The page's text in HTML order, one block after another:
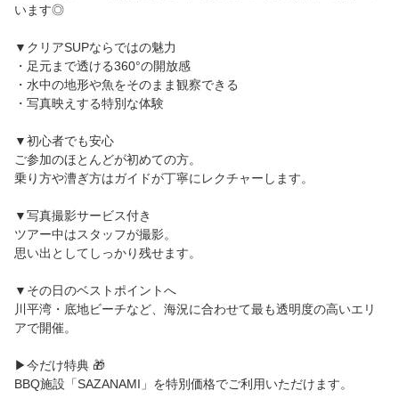
います◎
▼クリアSUPならではの魅力
・足元まで透ける360°の開放感
・水中の地形や魚をそのまま観察できる
・写真映えする特別な体験
▼初心者でも安心
ご参加のほとんどが初めての方。
乗り方や漕ぎ方はガイドが丁寧にレクチャーします。
▼写真撮影サービス付き
ツアー中はスタッフが撮影。
思い出としてしっかり残せます。
▼その日のベストポイントへ
川平湾・底地ビーチなど、海況に合わせて最も透明度の高いエリ
アで開催。
▶今だけ特典 🎁
BBQ施設「SAZANAMI」を特別価格でご利用いただけます。